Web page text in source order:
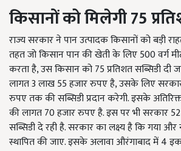
किसानों को मिलेगी 75
राज्य सरकार ने पान उत्पादक किसानों को बड़ी
तहत जो किसान पान की खेती के लिए 500 वर्ग
करता है, उस किसान को 75 प्रतिशत सब्सिडी दी
लागत 3 लाख 55 हजार रुपए है, उसके लिए
रुपए तक की सब्सिडी प्रदान करेगी. इसके
की लागत 70 हजार रुपए है. इस पर भी सरकार
सब्सिडी दे रही है. सरकार का लक्ष्य है कि गया और
स्थापित की जाए. इसके अलावा औरंगाबाद में 4